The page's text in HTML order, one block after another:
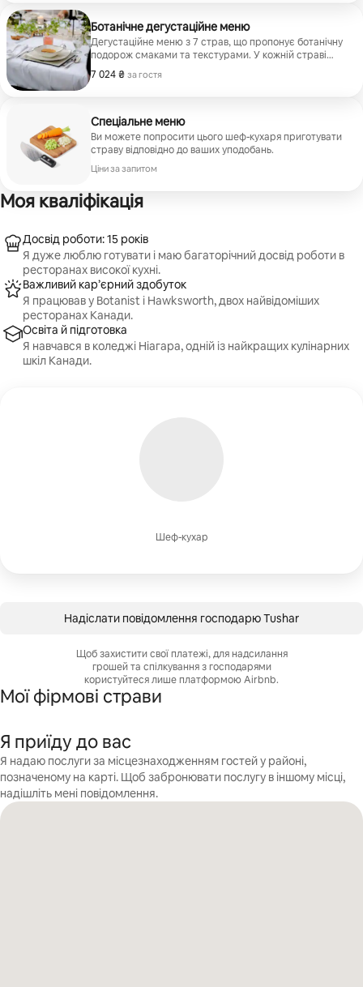
Ботанічне дегустаційне меню
Дегустаційне меню з 7 страв, що пропонує ботанічну
подорож смаками та текстурами. У кожній страві
використовуються сезонні та місцеві інгредієнти.
7 024 ₴ за гостя
7 024 ₴ за гостя
Спеціальне меню
Ви можете попросити цього шеф-кухаря приготувати
страву відповідно до ваших уподобань.
Ціни за запитом
Моя кваліфікація
Шеф-кухар
Досвід роботи: 15 років
Я дуже люблю готувати і маю багаторічний досвід роботи в
ресторанах високої кухні.
Важливий кар’єрний здобуток
Я працював у Botanist і Hawksworth, двох найвідоміших
ресторанах Канади.
Освіта й підготовка
Я навчався в коледжі Ніагара, одній із найкращих кулінарних
шкіл Канади.
Надіслати повідомлення господарю Tushar
Щоб захистити свої платежі, для надсилання
грошей та спілкування з господарями
користуйтеся лише платформою Airbnb.
Мої фірмові страви
Я приїду до вас
Я надаю послуги за місцезнаходженням гостей у районі,
позначеному на карті. Щоб забронювати послугу в іншому місці,
надішліть мені повідомлення.